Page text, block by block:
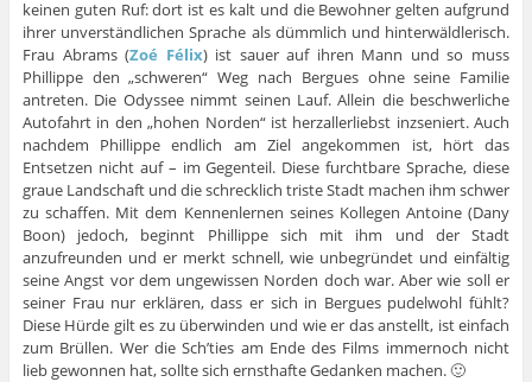
keinen guten Ruf: dort ist es kalt und die Bewohner gelten aufgrund
ihrer unverständlichen Sprache als dümmlich und hinterwäldlerisch.
Frau Abrams (Zoé Félix) ist sauer auf ihren Mann und so muss
Phillippe den „schweren“ Weg nach Bergues ohne seine Familie
antreten. Die Odyssee nimmt seinen Lauf. Allein die beschwerliche
Autofahrt in den „hohen Norden“ ist herzallerliebst inzseniert. Auch
nachdem Phillippe endlich am Ziel angekommen ist, hört das
Entsetzen nicht auf – im Gegenteil. Diese furchtbare Sprache, diese
graue Landschaft und die schrecklich triste Stadt machen ihm schwer
zu schaffen. Mit dem Kennenlernen seines Kollegen Antoine (Dany
Boon) jedoch, beginnt Phillippe sich mit ihm und der Stadt
anzufreunden und er merkt schnell, wie unbegründet und einfältig
seine Angst vor dem ungewissen Norden doch war. Aber wie soll er
seiner Frau nur erklären, dass er sich in Bergues pudelwohl fühlt?
Diese Hürde gilt es zu überwinden und wie er das anstellt, ist einfach
zum Brüllen. Wer die Sch’ties am Ende des Films immernoch nicht
lieb gewonnen hat, sollte sich ernsthafte Gedanken machen. 🙂